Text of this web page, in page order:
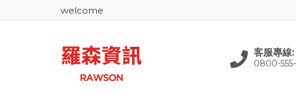
welcome
客服專線:
0800-555-